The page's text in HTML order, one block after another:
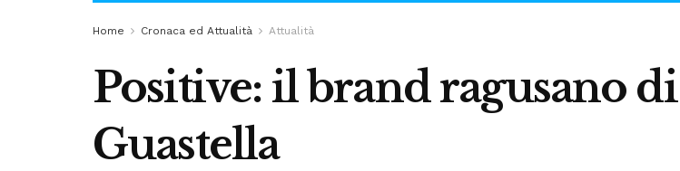
Home Cronaca ed Attualità Attualità
Positive: il brand ragusano
Guastella